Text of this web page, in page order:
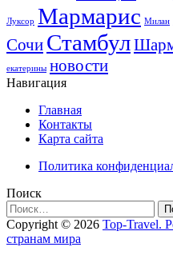
Луксор Мармарис Милан
Сочи Стамбул
екатерины новости
Навигация
Главная
Контакты
Карта сайта
Политика
Поиск
Найти:
Copyright © 2026 Top-Travel.
странам мира